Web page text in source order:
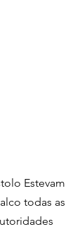
Estevam
todas as